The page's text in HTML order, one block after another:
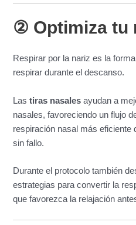
② Optimiza tu
Respirar por la nariz es la
respirar durante el descanso.
Lastiras nasales ayudan a
nasales, favoreciendo un flujo
respiración nasal más eficiente
sin fallo.
Durante el protocolo también
estrategias para convertir la
que favorezca la relajación